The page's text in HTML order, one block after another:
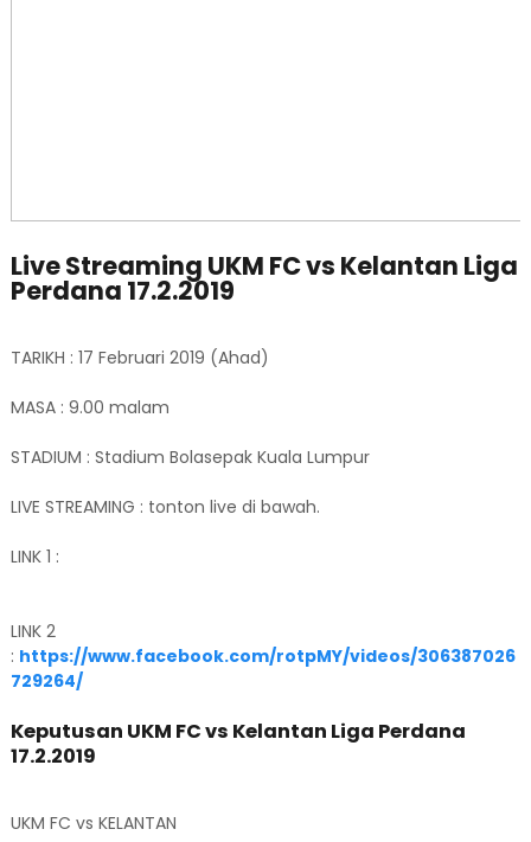
Live Streaming UKM FC vs Kelantan Liga
Perdana 17.2.2019
TARIKH : 17 Februari 2019 (Ahad)
MASA : 9.00 malam
STADIUM : Stadium Bolasepak Kuala Lumpur
LIVE STREAMING : tonton live di bawah.
LINK 1 :
LINK 2
: https://www.facebook.com/rotpMY/videos/306387026
729264/
Keputusan UKM FC vs Kelantan Liga Perdana
17.2.2019
UKM FC vs KELANTAN